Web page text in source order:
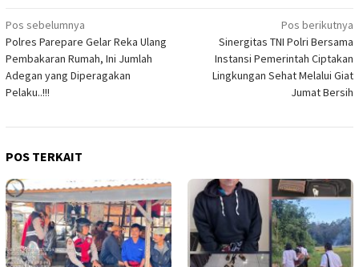
Navigasi
pos
Pos sebelumnya
Polres Parepare Gelar Reka Ulang
Pembakaran Rumah, Ini Jumlah
Adegan yang Diperagakan
Pelaku..!!!
Pos berikutnya
Sinergitas TNI Polri Bersama
Instansi Pemerintah Ciptakan
Lingkungan Sehat Melalui Giat
Jumat Bersih
POS TERKAIT